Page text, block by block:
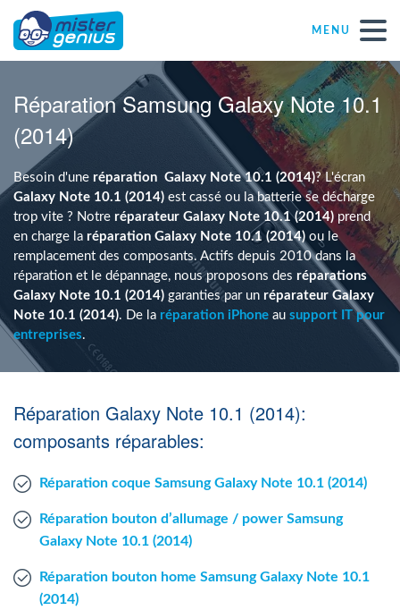
MENU
Réparations – Dépannages
Magasins informatiques toutes marques
Particulier
Indépendant
PME
Agent Windows
Fr Nl En
Réparation Samsung Galaxy Note 10.1
(2014)
Besoin d'une réparation Galaxy Note 10.1 (2014)? L'écran
Galaxy Note 10.1 (2014) est cassé ou la batterie se décharge
trop vite ? Notre réparateur Galaxy Note 10.1 (2014) prend
en charge la réparation Galaxy Note 10.1 (2014) ou le
remplacement des composants. Actifs depuis 2010 dans la
réparation et le dépannage, nous proposons des réparations
Galaxy Note 10.1 (2014) garanties par un réparateur Galaxy
Note 10.1 (2014). De la réparation iPhone au support IT pour
entreprises.
Réparation Galaxy Note 10.1 (2014):
composants réparables:
Réparation coque Samsung Galaxy Note 10.1 (2014)
Réparation bouton d’allumage / power Samsung
Galaxy Note 10.1 (2014)
Réparation bouton home Samsung Galaxy Note 10.1
(2014)